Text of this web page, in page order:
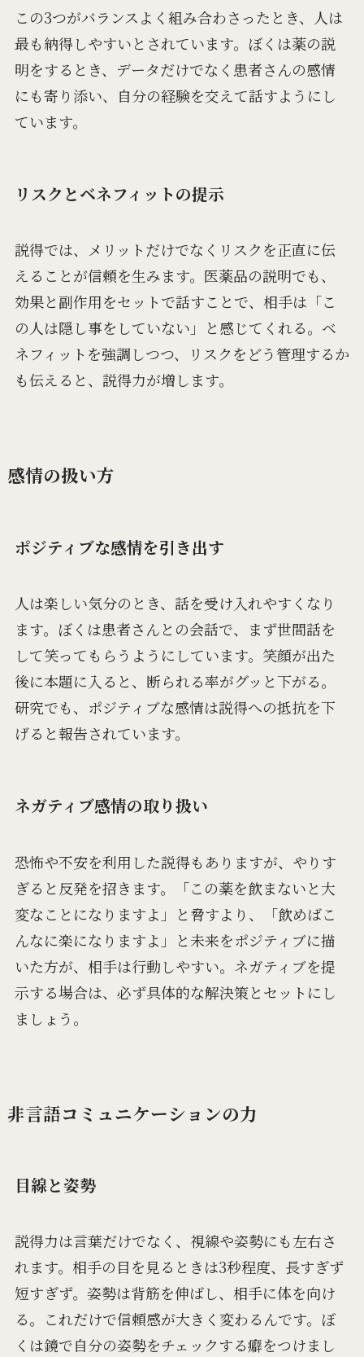
この3つがバランスよく組み合わさったとき、人は
最も納得しやすいとされています。ぼくは薬の説
明をするとき、データだけでなく患者さんの感情
にも寄り添い、自分の経験を交えて話すようにし
ています。
リスクとベネフィットの提示
説得では、メリットだけでなくリスクを正直に伝
えることが信頼を生みます。医薬品の説明でも、
効果と副作用をセットで話すことで、相手は「こ
の人は隠し事をしていない」と感じてくれる。ベ
ネフィットを強調しつつ、リスクをどう管理するか
も伝えると、説得力が増します。
感情の扱い方
ポジティブな感情を引き出す
人は楽しい気分のとき、話を受け入れやすくなり
ます。ぼくは患者さんとの会話で、まず世間話を
して笑ってもらうようにしています。笑顔が出た
後に本題に入ると、断られる率がグッと下がる。
研究でも、ポジティブな感情は説得への抵抗を下
げると報告されています。
ネガティブ感情の取り扱い
恐怖や不安を利用した説得もありますが、やりす
ぎると反発を招きます。「この薬を飲まないと大
変なことになりますよ」と脅すより、「飲めばこ
んなに楽になりますよ」と未来をポジティブに描
いた方が、相手は行動しやすい。ネガティブを提
示する場合は、必ず具体的な解決策とセットにし
ましょう。
非言語コミュニケーションの力
目線と姿勢
説得力は言葉だけでなく、視線や姿勢にも左右さ
れます。相手の目を見るときは3秒程度、長すぎず
短すぎず。姿勢は背筋を伸ばし、相手に体を向け
る。これだけで信頼感が大きく変わるんです。ぼ
くは鏡で自分の姿勢をチェックする癖をつけまし